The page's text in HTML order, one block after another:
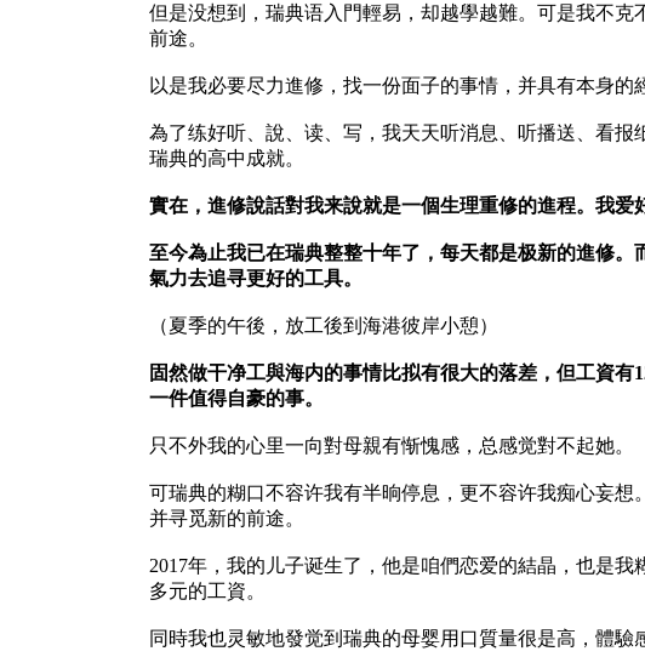
但是没想到，瑞典语入門輕易，却越學越難。可是我不
前途。
以是我必要尽力進修，找一份面子的事情，并具有本身的
為了练好听、說、读、写，我天天听消息、听播送、看
瑞典的高中成就。
實在，進修說話對我来說就是一個生理重修的進程。我爱
至今為止我已在瑞典整整十年了，每天都是极新的進修
氣力去追寻更好的工具。
（夏季的午後，放工後到海港彼岸小憩）
固然做干净工與海内的事情比拟有很大的落差，但工資
一件值得自豪的事。
只不外我的心里一向對母親有惭愧感，总感觉對不起她。
可瑞典的糊口不容许我有半晌停息，更不容许我痴心妄
并寻觅新的前途。
2017年，我的儿子诞生了，他是咱們恋爱的結晶，也是
多元的工資。
同時我也灵敏地發觉到瑞典的母婴用口質量很是高，體驗